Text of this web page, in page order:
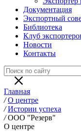
Документация
Экспортный
Библиотека
Клуб
Новости
Контакты
Главная
/ О центре
/ Истории успеха
/ ООО "Резерв"
О центре